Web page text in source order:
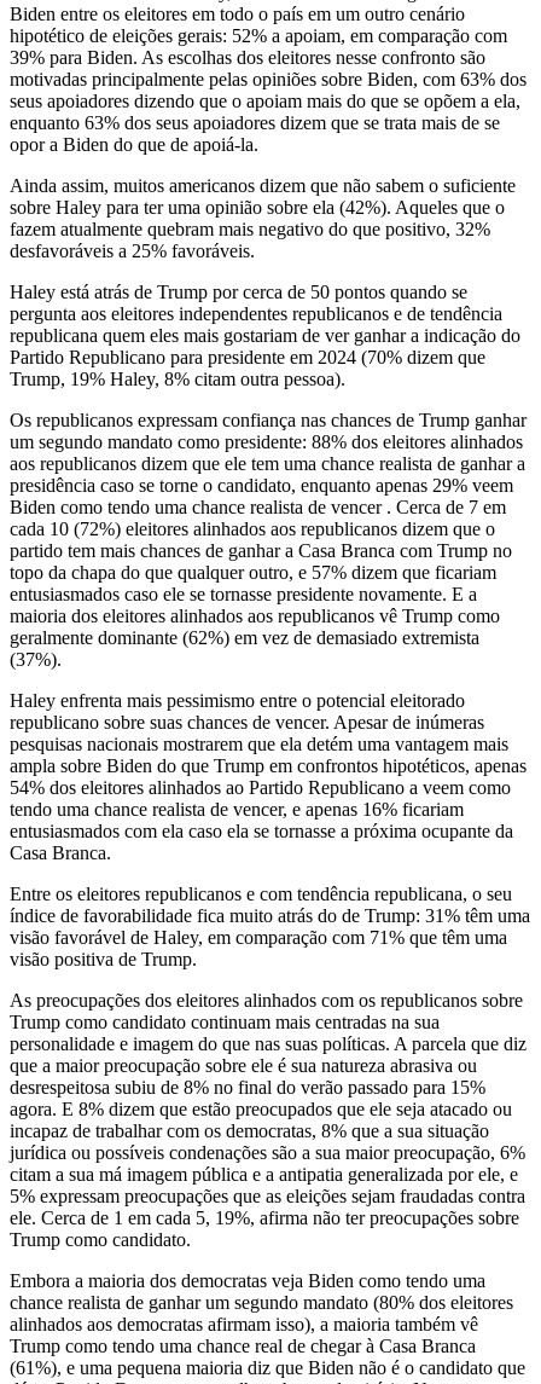
Biden entre os eleitores em todo o país em um outro cenário
hipotético de eleições gerais: 52% a apoiam, em comparação com
39% para Biden. As escolhas dos eleitores nesse confronto são
motivadas principalmente pelas opiniões sobre Biden, com 63% dos
seus apoiadores dizendo que o apoiam mais do que se opõem a ela,
enquanto 63% dos seus apoiadores dizem que se trata mais de se
opor a Biden do que de apoiá-la.
Ainda assim, muitos americanos dizem que não sabem o suficiente
sobre Haley para ter uma opinião sobre ela (42%). Aqueles que o
fazem atualmente quebram mais negativo do que positivo, 32%
desfavoráveis a 25% favoráveis.
Haley está atrás de Trump por cerca de 50 pontos quando se
pergunta aos eleitores independentes republicanos e de tendência
republicana quem eles mais gostariam de ver ganhar a indicação do
Partido Republicano para presidente em 2024 (70% dizem que
Trump, 19% Haley, 8% citam outra pessoa).
Os republicanos expressam confiança nas chances de Trump ganhar
um segundo mandato como presidente: 88% dos eleitores alinhados
aos republicanos dizem que ele tem uma chance realista de ganhar a
presidência caso se torne o candidato, enquanto apenas 29% veem
Biden como tendo uma chance realista de vencer . Cerca de 7 em
cada 10 (72%) eleitores alinhados aos republicanos dizem que o
partido tem mais chances de ganhar a Casa Branca com Trump no
topo da chapa do que qualquer outro, e 57% dizem que ficariam
entusiasmados caso ele se tornasse presidente novamente. E a
maioria dos eleitores alinhados aos republicanos vê Trump como
geralmente dominante (62%) em vez de demasiado extremista
(37%).
Haley enfrenta mais pessimismo entre o potencial eleitorado
republicano sobre suas chances de vencer. Apesar de inúmeras
pesquisas nacionais mostrarem que ela detém uma vantagem mais
ampla sobre Biden do que Trump em confrontos hipotéticos, apenas
54% dos eleitores alinhados ao Partido Republicano a veem como
tendo uma chance realista de vencer, e apenas 16% ficariam
entusiasmados com ela caso ela se tornasse a próxima ocupante da
Casa Branca.
Entre os eleitores republicanos e com tendência republicana, o seu
índice de favorabilidade fica muito atrás do de Trump: 31% têm uma
visão favorável de Haley, em comparação com 71% que têm uma
visão positiva de Trump.
As preocupações dos eleitores alinhados com os republicanos sobre
Trump como candidato continuam mais centradas na sua
personalidade e imagem do que nas suas políticas. A parcela que diz
que a maior preocupação sobre ele é sua natureza abrasiva ou
desrespeitosa subiu de 8% no final do verão passado para 15%
agora. E 8% dizem que estão preocupados que ele seja atacado ou
incapaz de trabalhar com os democratas, 8% que a sua situação
jurídica ou possíveis condenações são a sua maior preocupação, 6%
citam a sua má imagem pública e a antipatia generalizada por ele, e
5% expressam preocupações que as eleições sejam fraudadas contra
ele. Cerca de 1 em cada 5, 19%, afirma não ter preocupações sobre
Trump como candidato.
Embora a maioria dos democratas veja Biden como tendo uma
chance realista de ganhar um segundo mandato (80% dos eleitores
alinhados aos democratas afirmam isso), a maioria também vê
Trump como tendo uma chance real de chegar à Casa Branca
(61%), e uma pequena maioria diz que Biden não é o candidato que